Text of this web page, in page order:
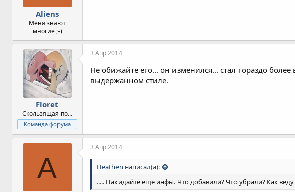
Aliens
Меня знают
многие ;-)
Floret
Скользящая по...
Команда форума
3 Апр 2014
Не обижайте его... он изменился... стал гораздо
выдержанном стиле.
A
3 Апр 2014
Heathen написал(а):
..... Накидайте ещё инфы. Что добавили? Что убрали? Как